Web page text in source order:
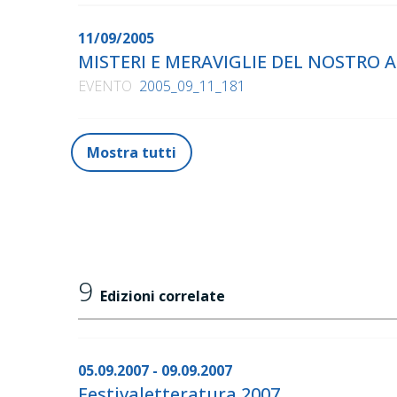
11/09/2005
MISTERI E MERAVIGLIE DEL NOSTRO
EVENTO 2005_09_11_181
Mostra tutti
9 Edizioni correlate
05.09.2007 - 09.09.2007